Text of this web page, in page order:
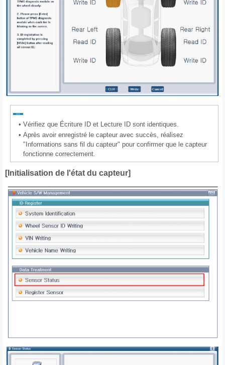
• Vérifiez que Écriture ID et Lecture ID sont identiques.
• Après avoir enregistré le capteur avec succès, réalisez
"Informations sans fil du capteur" pour confirmer que le capteur
fonctionne correctement.
[Initialisation de l'état du capteur]